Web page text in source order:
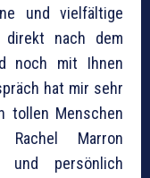
und vielfältige
direkt nach dem
noch mit Ihnen
hat mir sehr
tollen Menschen
Marron
und persönlich